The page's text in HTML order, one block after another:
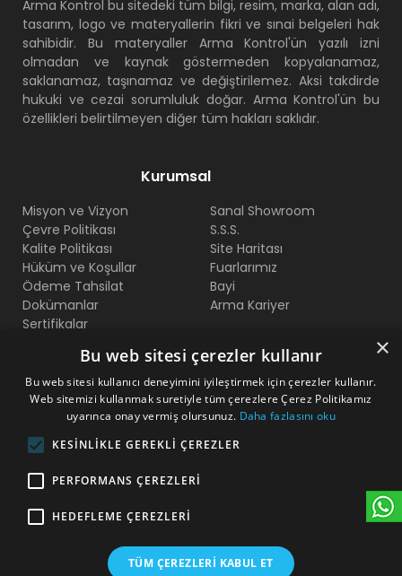
Arma Kontrol bu sitedeki tüm bilgi, resim, marka, alan adı,
tasarım, logo ve materyallerin fikri ve sınai belgeleri hak
sahibidir. Bu materyaller Arma Kontrol'ün yazılı izni
olmadan ve kaynak göstermeden kopyalanamaz,
saklanamaz, taşınamaz ve değiştirilemez. Aksi takdirde
hukuki ve cezai sorumluluk doğar. Arma Kontrol'ün bu
özellikleri belirtilmeyen diğer tüm hakları saklıdır.
Kurumsal
Misyon ve Vizyon
Çevre Politikası
Kalite Politikası
Hüküm ve Koşullar
Ödeme Tahsilat
Dokümanlar
Sertifikalar
Sanal Showroom
S.S.S.
Site Haritası
Fuarlarımız
Bayi
Arma Kariyer
Bize Ulaşın
Beylikdüzü O.S.B Mermerciler San. Sitesi 2. Cadde No:11
×
Bu web sitesi çerezler kullanır
Bu web sitesi kullanıcı deneyimini iyileştirmek için çerezler kullanır.
Web sitemizi kullanmak suretiyle tüm çerezlere Çerez Politikamız
uyarınca onay vermiş olursunuz. Daha fazlasını oku
KESINLIKLE GEREKLI ÇEREZLER
PERFORMANS ÇEREZLERI
HEDEFLEME ÇEREZLERI
TÜM ÇEREZLERI KABUL ET